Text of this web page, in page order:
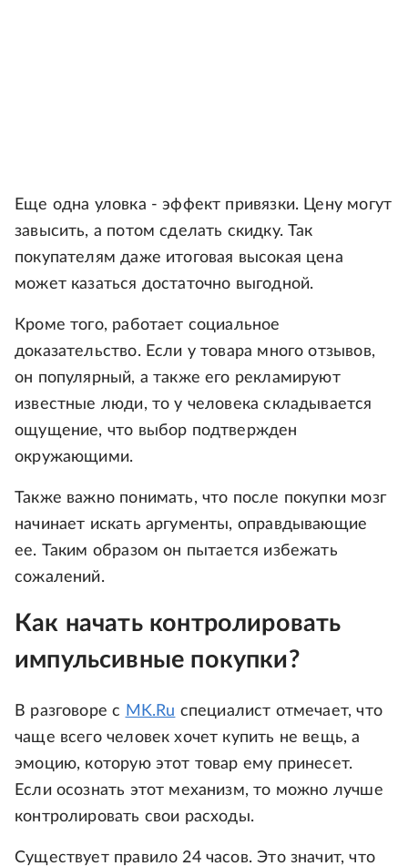
Еще одна уловка - эффект привязки. Цену могут
завысить, а потом сделать скидку. Так
покупателям даже итоговая высокая цена
может казаться достаточно выгодной.
Кроме того, работает социальное
доказательство. Если у товара много отзывов,
он популярный, а также его рекламируют
известные люди, то у человека складывается
ощущение, что выбор подтвержден
окружающими.
Также важно понимать, что после покупки мозг
начинает искать аргументы, оправдывающие
ее. Таким образом он пытается избежать
сожалений.
Как начать контролировать
импульсивные покупки?
В разговоре с MK.Ru специалист отмечает, что
чаще всего человек хочет купить не вещь, а
эмоцию, которую этот товар ему принесет.
Если осознать этот механизм, то можно лучше
контролировать свои расходы.
Существует правило 24 часов. Это значит, что